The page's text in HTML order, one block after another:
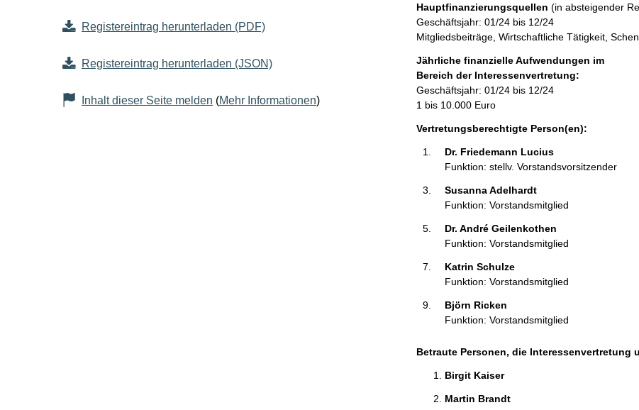
Registereintrag herunterladen (PDF)
Registereintrag herunterladen (JSON)
Inhalt dieser Seite melden (Mehr Informationen)
t
Hauptfinanzierungsquellen (in absteigender
Geschäftsjahr: 01/24 bis 12/24
Mitgliedsbeiträge, Wirtschaftliche Tätigkeit,
Jährliche finanzielle Aufwendungen im
Bereich der Interessenvertretung:
Geschäftsjahr: 01/24 bis 12/24
1 bis 10.000 Euro
Vertretungsberechtigte Person(en):
Dr. Friedemann Lucius
Funktion: stellv. Vorstandsvorsitzender
Susanna Adelhardt
Funktion: Vorstandsmitglied
Dr. André Geilenkothen
Funktion: Vorstandsmitglied
Katrin Schulze
Funktion: Vorstandsmitglied
Björn Ricken
Funktion: Vorstandsmitglied
Betraute Personen, die Interessenvertretung
Birgit Kaiser
Martin Brandt